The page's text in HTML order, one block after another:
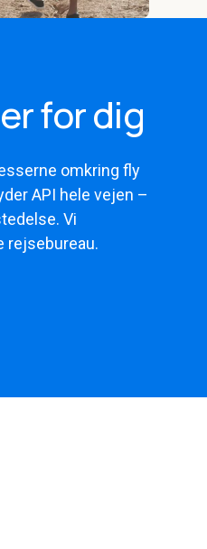
for dig
omkring fly
API hele vejen –
Vi
rejsebureau.